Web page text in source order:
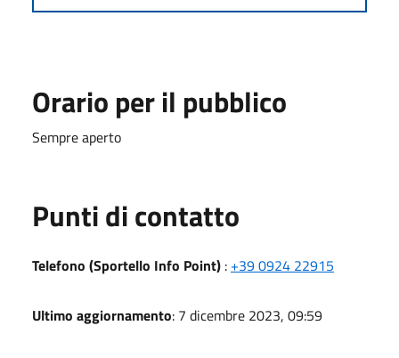
Orario per il pubblico
Sempre aperto
Punti di contatto
Telefono (Sportello Info Point) : +39 0924 22915
Ultimo aggiornamento: 7 dicembre 2023, 09:59